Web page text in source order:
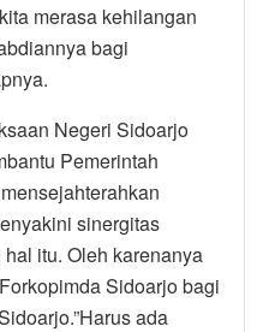
merasa kehilangan
bagi
Negeri Sidoarjo
Pemerintah
sinergitas
itu. Oleh karenanya
Sidoarjo bagi
ada